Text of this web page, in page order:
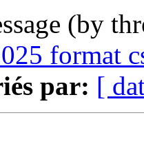
(by
format
par: [